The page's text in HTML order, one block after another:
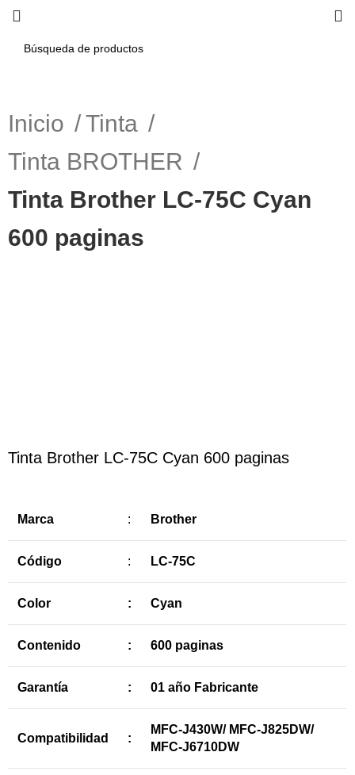
Inicio
Tinta
Tinta BROTHER
Tinta Brother LC-75C Cyan
600 paginas
Tinta Brother LC-75C Cyan 600 paginas
Marca : Brother
Código : LC-75C
Color : Cyan
Contenido : 600 paginas
Garantía : 01 año Fabricante
Compatibilidad :
MFC-J430W/ MFC-J825DW/
MFC-J6710DW